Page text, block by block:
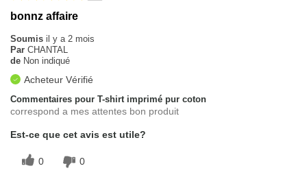
bonnz affaire
Soumis il y a 2 mois
Par CHANTAL
de Non indiqué
Acheteur Vérifié
Commentaires pour T-shirt imprimé pur coton
correspond a mes attentes bon produit
Est-ce que cet avis est utile?
0 0